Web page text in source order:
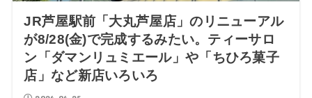
JR芦屋駅前「大丸芦屋店」のリニューアル
が8/28(金)で完成するみたい。ティーサロ
ン「ダマンリュミエール」や「ちひろ菓子
店」など新店いろいろ